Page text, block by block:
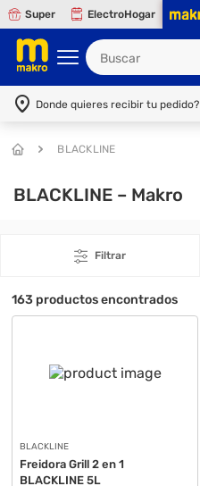
Super ElectroHogar
Donde quieres recibir tu pedido?
BLACKLINE
BLACKLINE – Makro
Filtrar
163 productos encontrados
BLACKLINE
Freidora Grill 2 en 1
BLACKLINE 5L